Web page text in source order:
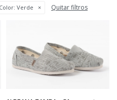
Color: Verde Quitar filtros